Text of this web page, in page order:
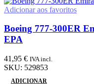
Adicionar aos favoritos
Boeing 777-300ER
EPA
41,95 € IVA incl.
SKU: 529853
ADICIONAR